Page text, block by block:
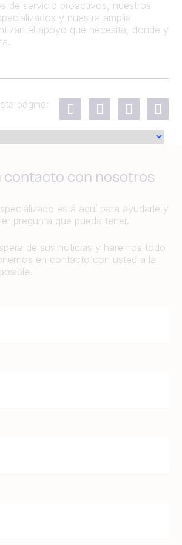
de servicio proactivos, nuestros
y nuestra amplia
el apoyo que necesita, donde y
página:
contacto con nosotros
está aquí para ayudarle y
pregunta que pueda tener.
de sus noticias y haremos todo
en contacto con usted a la